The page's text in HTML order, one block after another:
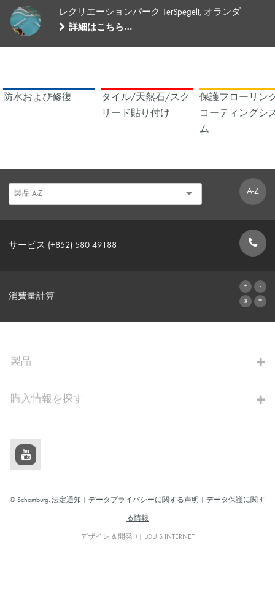
レクリエーションパーク TerSpegelt, オランダ
詳細はこちら…
防水および修復
タイル/天然石/スク
リード貼り付け
保護フローリン
コーティングシ
ム
A-Z
サービス (+852) 580 49188
消費量計算
製品
購入情報を探す
© Schomburg. 法定通知 データプライバシーに関する声明 データ保護に関す
る情報
デザイン & 開発 +| LOUIS INTERNET